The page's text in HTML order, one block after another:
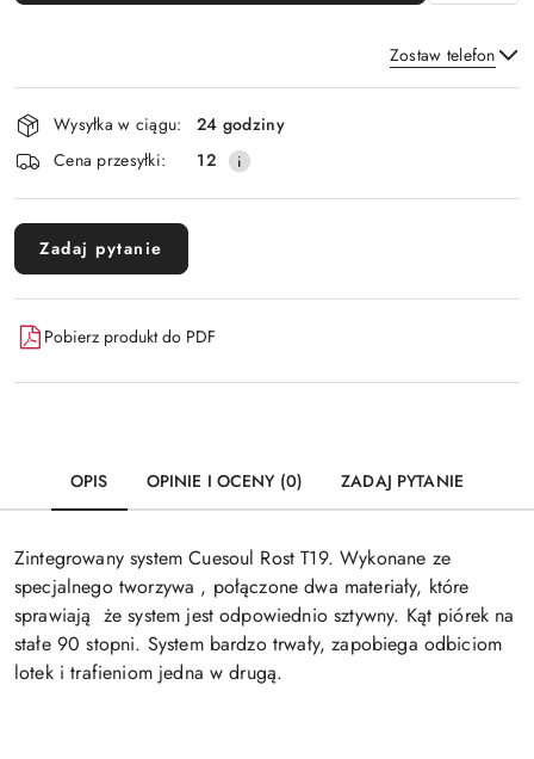
Zostaw telefon
Wyślij
Dostępność
i
dostawa
Wysyłka w ciągu:
24 godziny
Cena przesyłki:
12
Zadaj pytanie
Pobierz produkt do PDF
OPIS OPINIE I OCENY (0) ZADAJ PYTANIE
Zintegrowany system Cuesoul Rost T19. Wykonane ze
specjalnego tworzywa , połączone dwa materiały, które
sprawiają że system jest odpowiednio sztywny. Kąt piórek na
stałe 90 stopni. System bardzo trwały, zapobiega odbiciom
lotek i trafieniom jedna w drugą.